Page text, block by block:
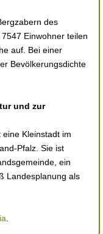
des
Einwohner teilen
auf. Bei einer
Bevölkerungsdichte
und zur
Kleinstadt im
Pfalz. Sie ist
ein
Landesplanung als